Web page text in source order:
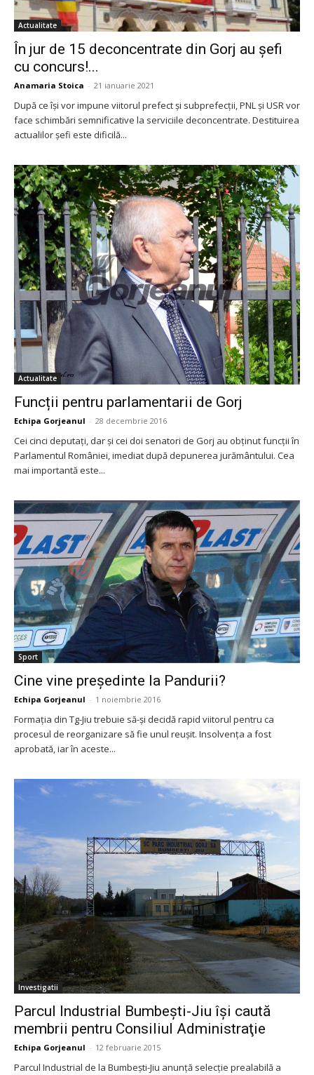
Actualitate
În jur de 15 deconcentrate din Gorj au șefi
cu concurs!...
Anamaria Stoica - 21 ianuarie 2021
După ce își vor impune viitorul prefect și subprefecții, PNL și USR vor
face schimbări semnificative la serviciile deconcentrate. Destituirea
actualilor șefi este dificilă...
Actualitate
Funcții pentru parlamentarii de Gorj
Echipa Gorjeanul - 28 decembrie 2016
Cei cinci deputați, dar și cei doi senatori de Gorj au obținut funcții în
Parlamentul României, imediat după depunerea jurământului. Cea
mai importantă este...
Sport
Cine vine preşedinte la Pandurii?
Echipa Gorjeanul - 1 noiembrie 2016
Formaţia din Tg-Jiu trebuie să-şi decidă rapid viitorul pentru ca
procesul de reorganizare să fie unul reuşit. Insolvenţa a fost
aprobată, iar în aceste...
Investigatii
Parcul Industrial Bumbeşti-Jiu îşi caută
membrii pentru Consiliul Administraţie
Echipa Gorjeanul - 12 februarie 2015
Parcul Industrial de la Bumbeşti-Jiu anunţă selecţie prealabilă a